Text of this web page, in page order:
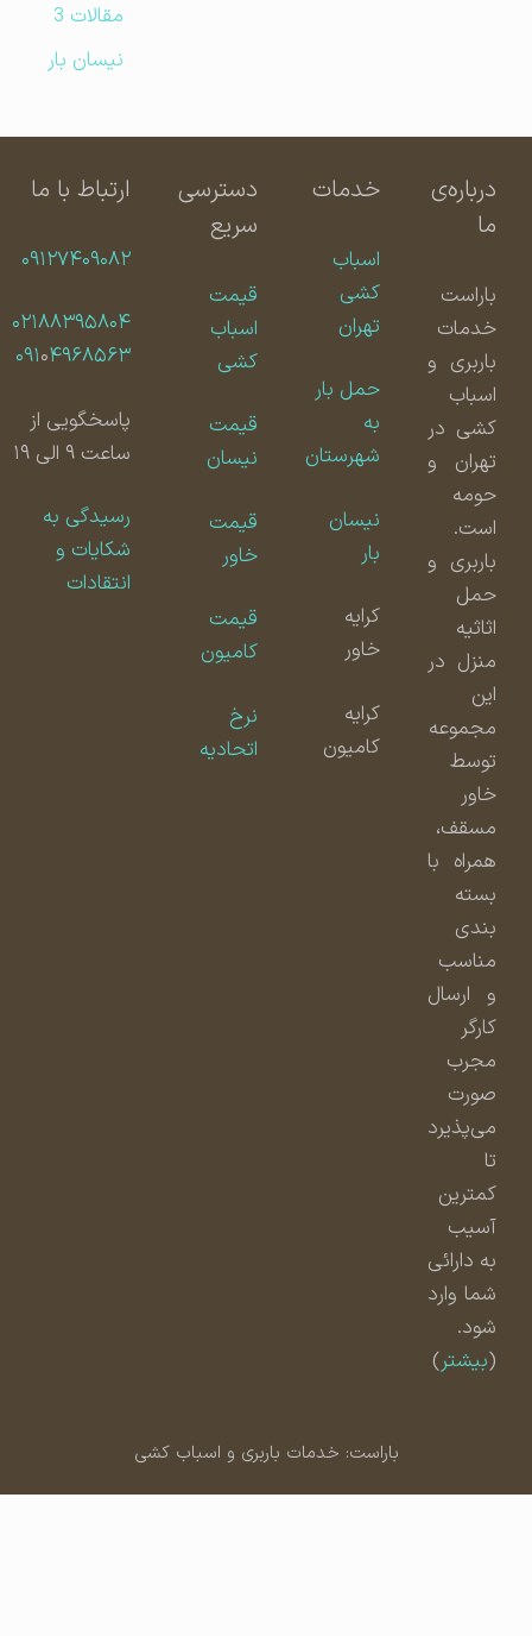
مقالات 3
نیسان بار
درباره‌ی
باراست
خدمات
باربری و
اسباب
کشی در
تهران و
حومه
است.
باربری و
حمل
اثاثیه
منزل در
مجموعه
توسط
مسقف،
همراه با
بسته
بندی
مناسب
و ارسال
مجرب
صورت
می‌پذیرد
کمترین
آسیب
به دارائی
شما وارد
شود.
بیشتر)
خدمات
اسباب
کشی
تهران
حمل بار
شهرستان
نیسان
کامیون
دسترسی
سریع
قیمت
اسباب
کشی
قیمت
نیسان
قیمت
قیمت
کامیون
اتحادیه
ارتباط با ما
۰۹۱۲۷۴۰۹۰۸۲
۰۲۱۸۸۳۹۵۸۰۴
۰۹۱۰۴۹۶۸۵۶۳
پاسخگویی از
ساعت ۹ الی ۱۹
رسیدگی به
شکایات و
انتقادات
باراست: خدمات باربری و اسباب کشی